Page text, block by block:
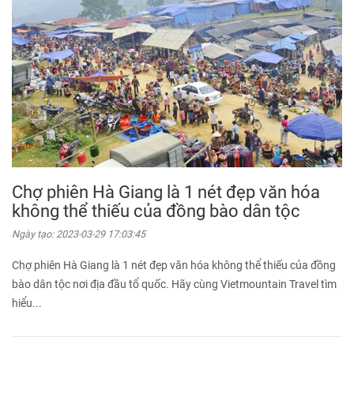
Chợ phiên Hà Giang là 1 nét đẹp văn hóa
không thể thiếu của đồng bào dân tộc
Ngày tạo: 2023-03-29 17:03:45
Chợ phiên Hà Giang là 1 nét đẹp văn hóa không thể thiếu của đồng
bào dân tộc nơi địa đầu tổ quốc. Hãy cùng Vietmountain Travel tìm
hiểu...